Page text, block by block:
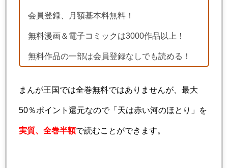
会員登録、月額基本料無料！
無料漫画＆電子コミックは3000作品以上！
無料作品の一部は会員登録なしでも読める！
まんが王国では全巻無料ではありませんが、最大
50％ポイント還元なので「天は赤い河のほとり」を
実質、全巻半額で読むことができます。